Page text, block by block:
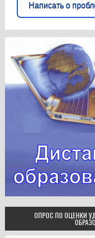
Написать о
ОПРОС ПО ОЦЕНКИ